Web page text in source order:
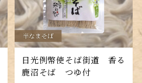
日光例幣使そば街道 香る
鹿沼そば つゆ付